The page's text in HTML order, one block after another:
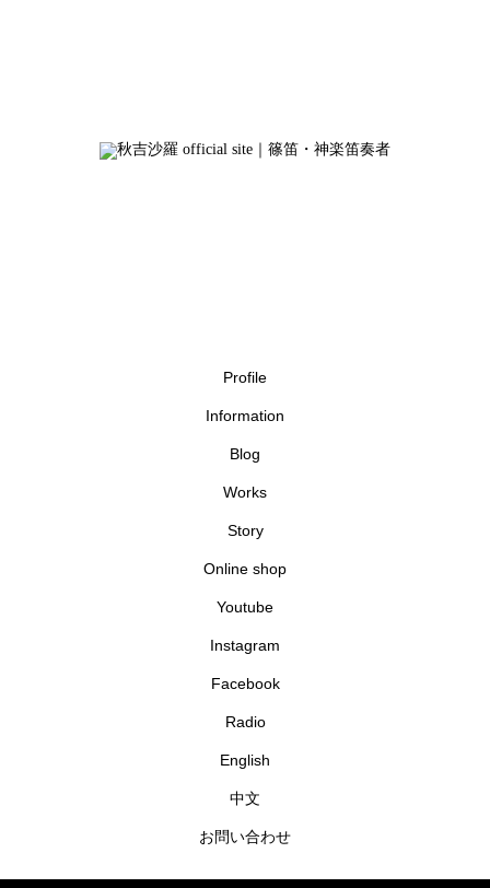
Profile
Information
Blog
Works
Story
Online shop
Youtube
Instagram
Facebook
Radio
English
中文
お問い合わせ